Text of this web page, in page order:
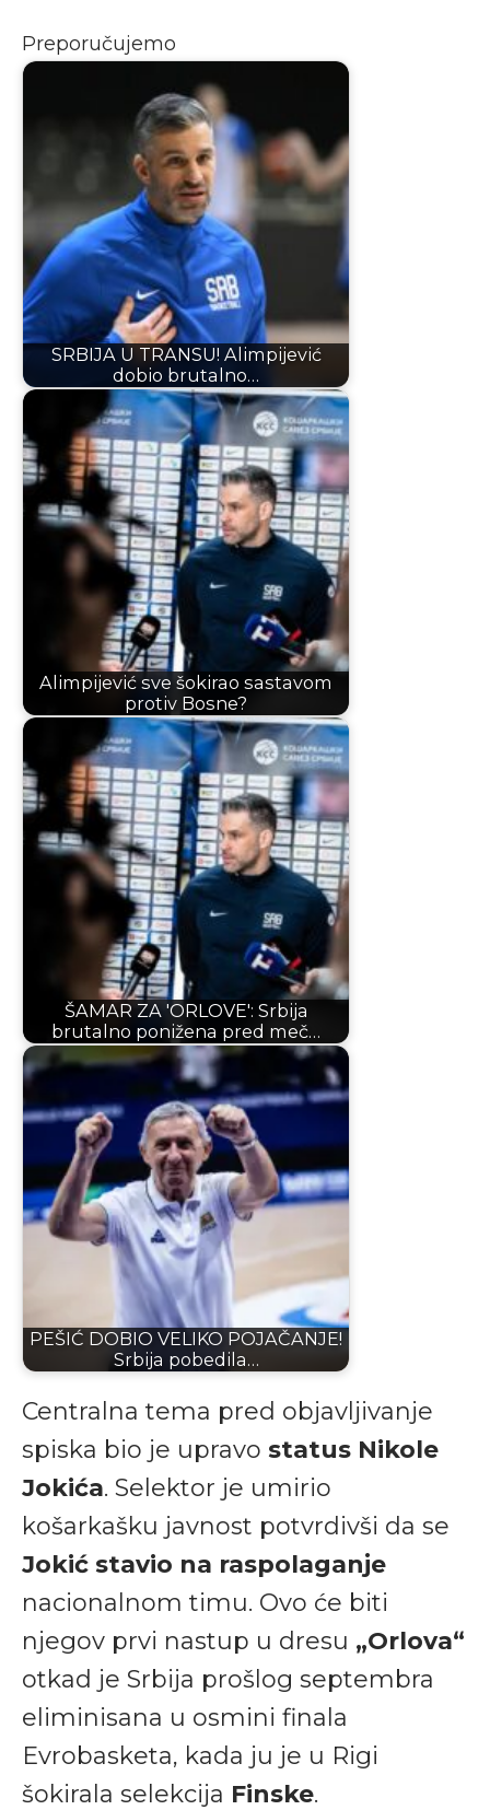
Preporučujemo
SRBIJA U TRANSU! Alimpijević
dobio brutalno…
Alimpijević sve šokirao sastavom
protiv Bosne?
ŠAMAR ZA 'ORLOVE': Srbija
brutalno ponižena pred meč…
PEŠIĆ DOBIO VELIKO POJAČANJE!
Srbija pobedila…
Centralna tema pred objavljivanje
spiska bio je upravo status Nikole
Jokića. Selektor je umirio
košarkašku javnost potvrdivši da se
Jokić stavio na raspolaganje
nacionalnom timu. Ovo će biti
njegov prvi nastup u dresu „Orlova“
otkad je Srbija prošlog septembra
eliminisana u osmini finala
Evrobasketa, kada ju je u Rigi
šokirala selekcija Finske.